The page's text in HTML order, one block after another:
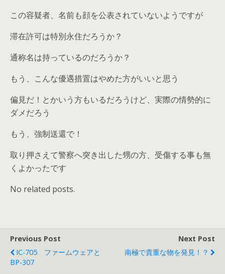
この容疑者、名前も顔を公表されていないようですが
滞在許可は特別永住だろうか？
通称名は持っているのだろうか？
もう、こんな優遇措置はやめた方がいいと思う
偏見だ！とかいう方もいるだろうけど、実際の情勢的に
ダメだろう
もう、強制送還で！
取り押さえて警察へ突き出した甥の方、受傷する事も無
くよかったです
No related posts.
Previous Post
IC-705 ファームウェアと
BP-307
Next Post
南極で貴重な物を発見！？